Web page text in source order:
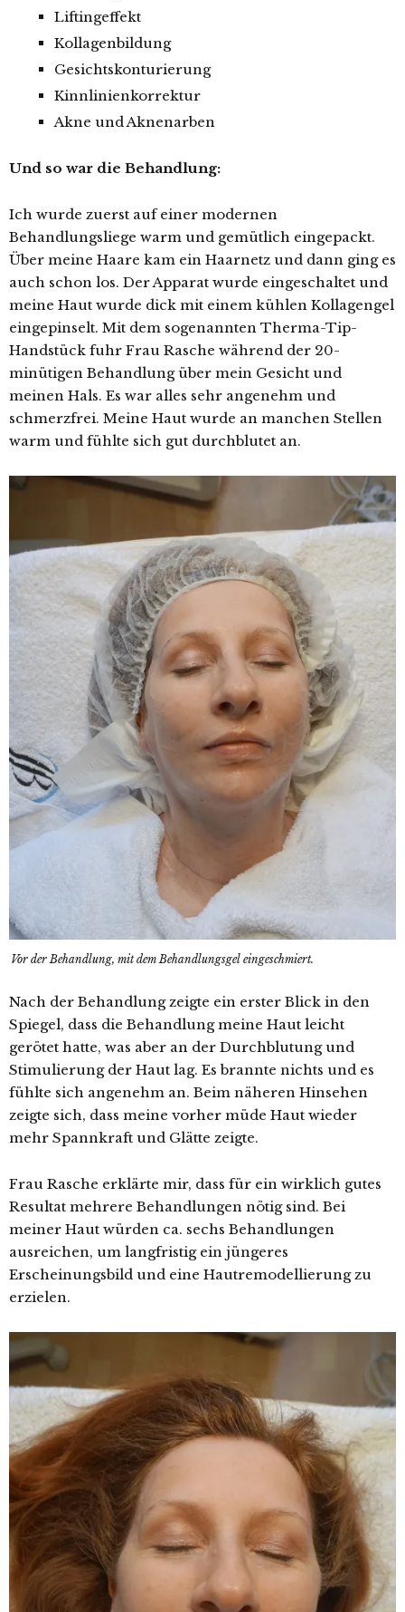
Liftingeffekt
Kollagenbildung
Gesichtskonturierung
Kinnlinienkorrektur
Akne und Aknenarben
Und so war die Behandlung:
Ich wurde zuerst auf einer modernen
Behandlungsliege warm und gemütlich eingepackt.
Über meine Haare kam ein Haarnetz und dann ging es
auch schon los. Der Apparat wurde eingeschaltet und
meine Haut wurde dick mit einem kühlen Kollagengel
eingepinselt. Mit dem sogenannten Therma-Tip-
Handstück fuhr Frau Rasche während der 20-
minütigen Behandlung über mein Gesicht und
meinen Hals. Es war alles sehr angenehm und
schmerzfrei. Meine Haut wurde an manchen Stellen
warm und fühlte sich gut durchblutet an.
Vor der Behandlung, mit dem Behandlungsgel eingeschmiert.
Nach der Behandlung zeigte ein erster Blick in den
Spiegel, dass die Behandlung meine Haut leicht
gerötet hatte, was aber an der Durchblutung und
Stimulierung der Haut lag. Es brannte nichts und es
fühlte sich angenehm an. Beim näheren Hinsehen
zeigte sich, dass meine vorher müde Haut wieder
mehr Spannkraft und Glätte zeigte.
Frau Rasche erklärte mir, dass für ein wirklich gutes
Resultat mehrere Behandlungen nötig sind. Bei
meiner Haut würden ca. sechs Behandlungen
ausreichen, um langfristig ein jüngeres
Erscheinungsbild und eine Hautremodellierung zu
erzielen.